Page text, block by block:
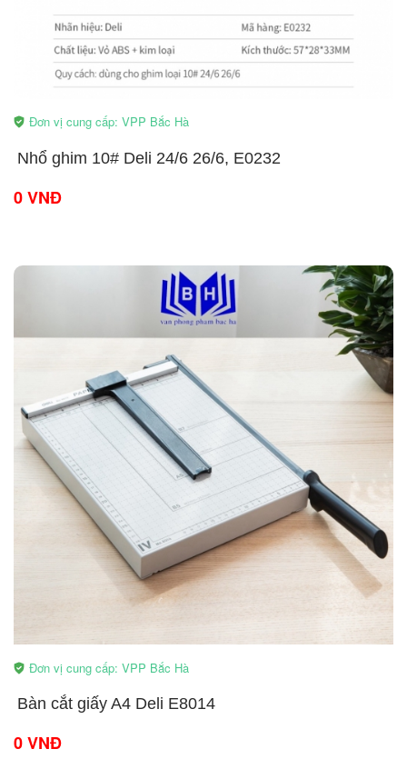
Đơn vị cung cấp: VPP Bắc Hà
Nhổ ghim 10# Deli 24/6 26/6, E0232
0 VNĐ
Đơn vị cung cấp: VPP Bắc Hà
​Bàn cắt giấy A4 Deli E8014
0 VNĐ